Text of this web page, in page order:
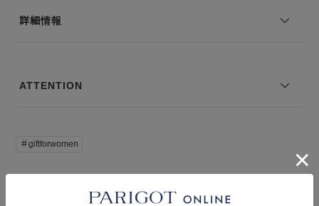
詳細情報
ATTENTION
＃giftforwomen